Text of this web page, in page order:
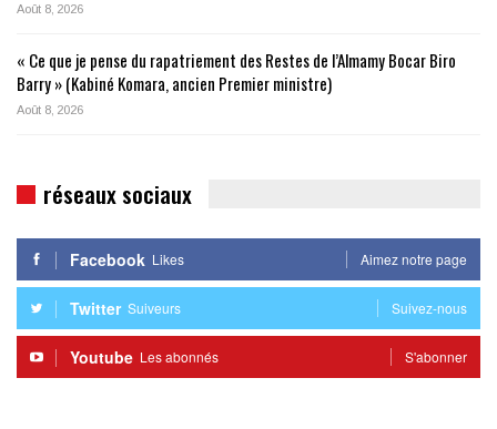
Août 8, 2026
« Ce que je pense du rapatriement des Restes de l’Almamy Bocar Biro
Barry » (Kabiné Komara, ancien Premier ministre)
Août 8, 2026
réseaux sociaux
Facebook Likes Aimez notre page
Twitter Suiveurs Suivez-nous
Youtube Les abonnés S'abonner